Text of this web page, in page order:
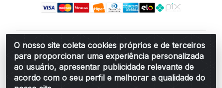
O nosso site coleta cookies próprios e de terceiros
para proporcionar uma experiência personalizada
ao usuário, apresentar publicidade relevante de
acordo com o seu perfil e melhorar a qualidade do
Belchior Cortinas e Acessórios LTDA - R: Rua
Vereador Sérgio Leopoldino Alves, 876 - Santa
Bárbara d'Oeste/SP - CEP 13.456-166 - CNPJ
06.314.073/0001-34